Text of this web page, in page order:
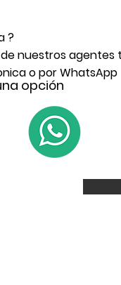
?
nuestros agentes
o por WhatsApp
opción